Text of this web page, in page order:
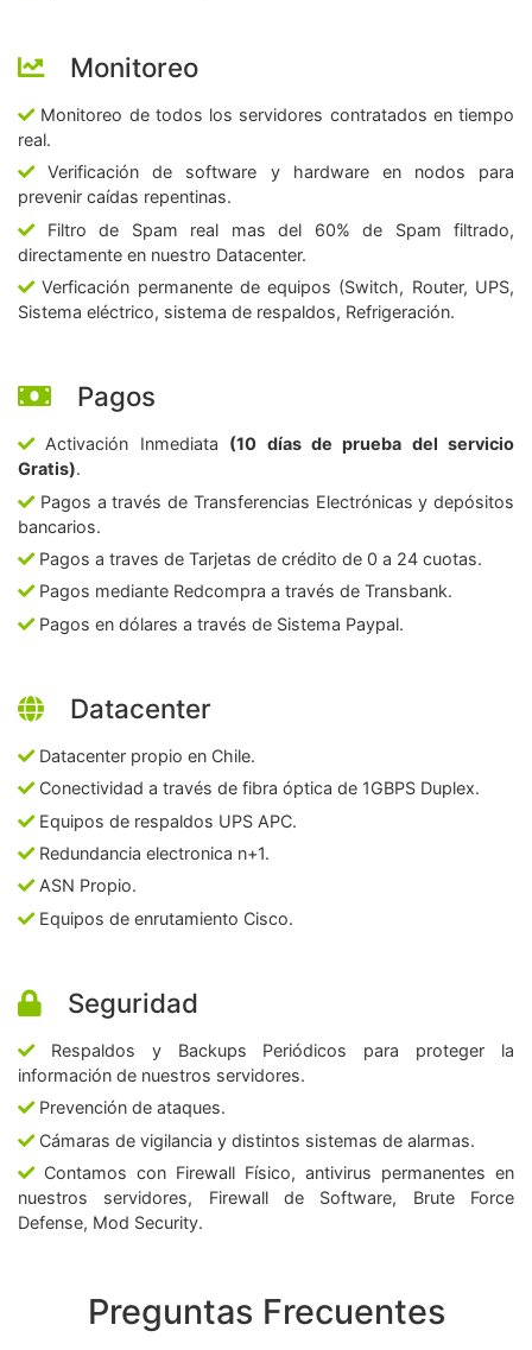
Monitoreo
Monitoreo de todos los servidores contratados en tiempo
real.
Verificación de software y hardware en nodos para
prevenir caídas repentinas.
Filtro de Spam real mas del 60% de Spam filtrado,
directamente en nuestro Datacenter.
Verficación permanente de equipos (Switch, Router, UPS,
Sistema eléctrico, sistema de respaldos, Refrigeración.
Pagos
Activación Inmediata (10 días de prueba del servicio
Gratis).
Pagos a través de Transferencias Electrónicas y depósitos
bancarios.
Pagos a traves de Tarjetas de crédito de 0 a 24 cuotas.
Pagos mediante Redcompra a través de Transbank.
Pagos en dólares a través de Sistema Paypal.
Datacenter
Datacenter propio en Chile.
Conectividad a través de fibra óptica de 1GBPS Duplex.
Equipos de respaldos UPS APC.
Redundancia electronica n+1.
ASN Propio.
Equipos de enrutamiento Cisco.
Seguridad
Respaldos y Backups Periódicos para proteger la
información de nuestros servidores.
Prevención de ataques.
Cámaras de vigilancia y distintos sistemas de alarmas.
Contamos con Firewall Físico, antivirus permanentes en
nuestros servidores, Firewall de Software, Brute Force
Defense, Mod Security.
Preguntas Frecuentes